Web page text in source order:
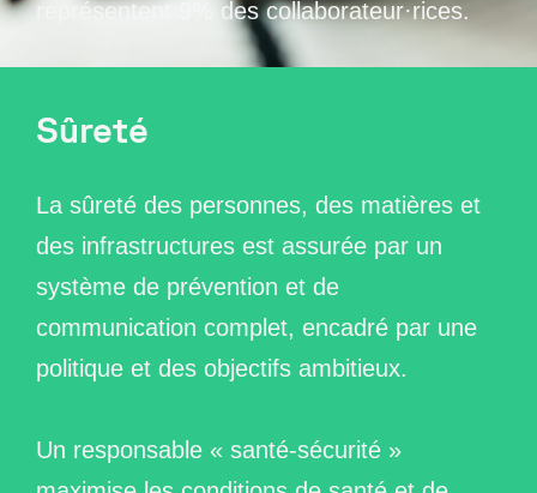
représentent 9% des collaborateur·rices.
Sûreté
La sûreté des personnes, des matières et
des infrastructures est assurée par un
système de prévention et de
communication complet, encadré par une
politique et des objectifs ambitieux.
Un responsable « santé-sécurité »